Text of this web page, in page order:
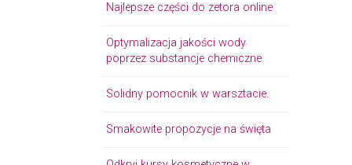
Najlepsze części do zetora online
Optymalizacja jakości wody
poprzez substancje chemiczne
Solidny pomocnik w warsztacie.
Smakowite propozycje na święta